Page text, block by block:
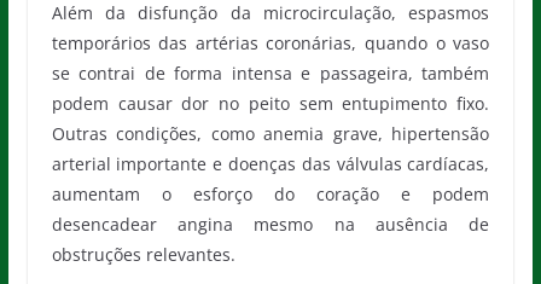
Além da disfunção da microcirculação, espasmos
temporários das artérias coronárias, quando o vaso
se contrai de forma intensa e passageira, também
podem causar dor no peito sem entupimento fixo.
Outras condições, como anemia grave, hipertensão
arterial importante e doenças das válvulas cardíacas,
aumentam o esforço do coração e podem
desencadear angina mesmo na ausência de
obstruções relevantes.